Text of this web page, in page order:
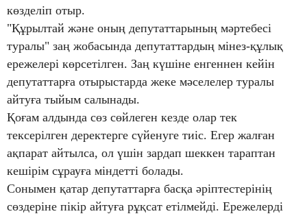
көзделіп отыр.
"Құрылтай және оның депутаттарының мәртебесі
туралы" заң жобасында депутаттардың мінез-құлық
ережелері көрсетілген. Заң күшіне енгеннен кейін
депутаттарға отырыстарда жеке мәселелер туралы
айтуға тыйым салынады.
Қоғам алдында сөз сөйлеген кезде олар тек
тексерілген деректерге сүйенуге тиіс. Егер жалған
ақпарат айтылса, ол үшін зардап шеккен тараптан
кешірім сұрауға міндетті болады.
Сонымен қатар депутаттарға басқа әріптестерінің
сөздеріне пікір айтуға рұқсат етілмейді. Ережелерді